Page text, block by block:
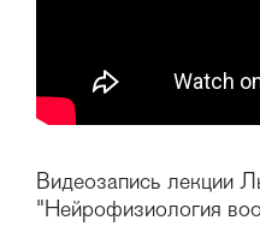
Видеозапись лекции
"Нейрофизиология